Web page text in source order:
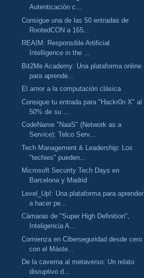
Autenticación c...
Consigue una de las 50 entradas de
RootedCON a 165...
REAIM: Responsible Artificial
Intelligence in the ...
Bit2Me Academy: Una plataforma online
para aprende...
El amor a la computación clásica
Consigue tu entrada para "Hackr0n X" al
50% de su ...
CodeName "NaaS" (Network as a
Service): Telco Serv...
Tech Management & Leadership: Los
"techies" pueden...
Microsoft Security Tech Days en
Barcelona y Madrid
Level_Up!: Una plataforma para aprender
a hacer pe...
Cámaras de "Super High Definition",
Inteligencia A...
Comienza en Ciberseguridad desde cero
con el Máste...
De la caverna al metaverso: Un relato
disruptivo d...